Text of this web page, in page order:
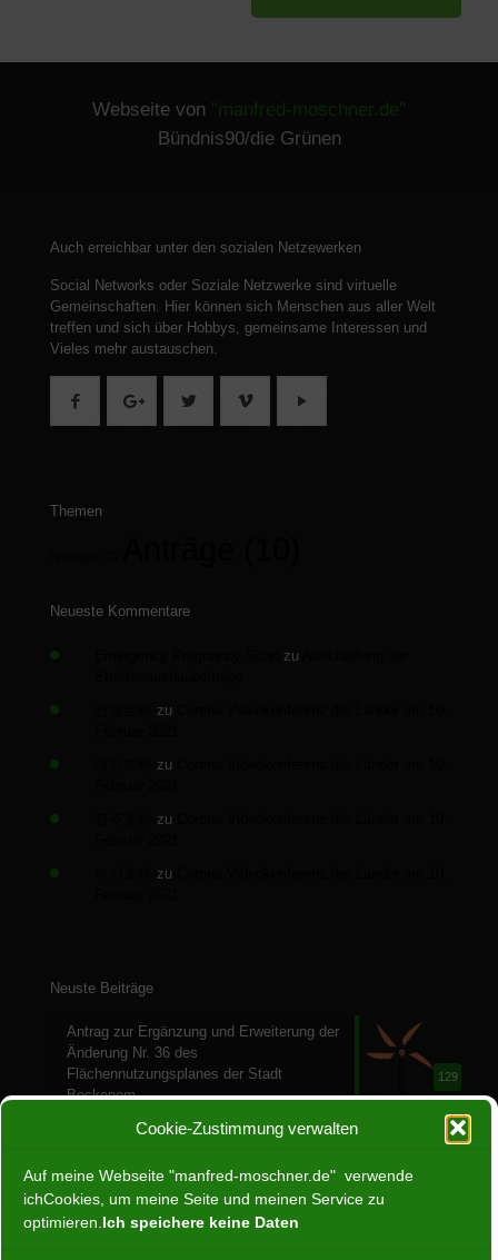
Cookie-Zustimmung verwalten
Auf meine Webseite "manfred-moschner.de" verwende
ichCookies, um meine Seite und meinen Service zu
optimieren. Ich speichere keine Daten
Webseite von "manfred-moschner.de"
Bündnis90/die Grünen
Auch erreichbar unter den sozialen Netzewerken
Social Networks oder Soziale Netzwerke sind virtuelle
Gemeinschaften. Hier können sich Menschen aus aller Welt
treffen und sich über Hobbys, gemeinsame Interessen und
Vieles mehr austauschen.
Themen
Neueste Kommentare
zu
zu
zu
zu
zu
Neuste Beiträge
129
Antrag zur Ergänzung und Erweiterung der
Änderung Nr. 36 des
Flächennutzungsplanes der Stadt
Bockenem
28. Juli 2024
Ein Jahr ohne Atomenergie
30. April 2024